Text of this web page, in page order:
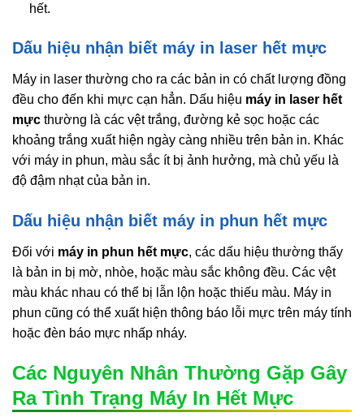
hết.
Dấu hiệu nhận biết máy in laser hết mực
Máy in laser thường cho ra các bản in có chất lượng đồng
đều cho đến khi mực cạn hẳn. Dấu hiệu máy in laser hết
mực thường là các vệt trắng, đường kẻ sọc hoặc các
khoảng trắng xuất hiện ngày càng nhiều trên bản in. Khác
với máy in phun, màu sắc ít bị ảnh hưởng, mà chủ yếu là
độ đậm nhạt của bản in.
Dấu hiệu nhận biết máy in phun hết mực
Đối với máy in phun hết mực, các dấu hiệu thường thấy
là bản in bị mờ, nhòe, hoặc màu sắc không đều. Các vệt
màu khác nhau có thể bị lẫn lộn hoặc thiếu màu. Máy in
phun cũng có thể xuất hiện thông báo lỗi mực trên máy tính
hoặc đèn báo mực nhấp nháy.
Các Nguyên Nhân Thường Gặp Gây
Ra Tình Trạng Máy In Hết Mực